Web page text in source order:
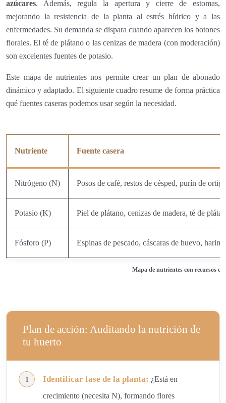
azúcares. Además, regula la apertura y cierre de estomas,
mejorando la resistencia de la planta al estrés hídrico y a las
enfermedades. Su demanda se dispara cuando aparecen los botones
florales. El té de plátano o las cenizas de madera (con moderación)
son excelentes fuentes de potasio.
Este mapa de nutrientes nos permite crear un plan de abonado
dinámico y adaptado. El siguiente cuadro resume de forma práctica
qué fuentes caseras podemos usar según la necesidad.
Mapa de nutrientes con recursos
Nutriente Fuente casera
Nitrógeno (N) Posos de café, restos de césped, purín de ortiga
Potasio (K) Piel de plátano, cenizas de madera, té de
Fósforo (P) Espinas de pescado, cáscaras de huevo, harina
Plan de acción: Auditando la nutrición de
tu huerto
Identificar fase de la planta: ¿Está en
crecimiento (necesita N), formando flores